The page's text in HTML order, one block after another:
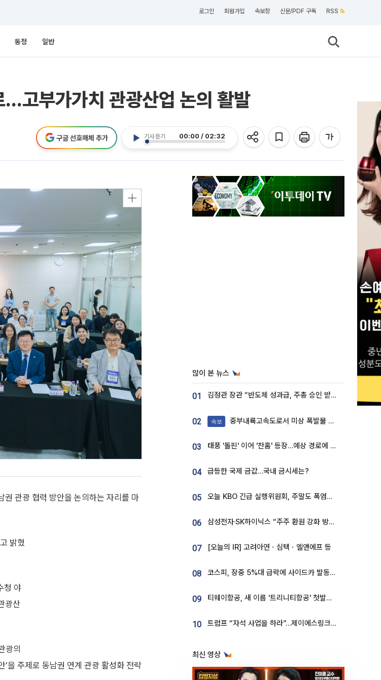
로그인 회원가입 속보창 신문/PDF 구독 RSS
동정 일반
고부가가치 관광산업 논의 활발
기사 듣기 00:00 / 02:32
구글 선호매체 추가
권 관광 협력 방안을 논의하는 자리를 마
밝혔
청 야
광산
광의
’을 주제로 동남권 연계 관광 활성화 전략
많이 본 뉴스
01 김정관 장관 “반도체 성과급, 주총 승인 받도록”…상법·자본시장법 개정 시사
02 속보 중부내륙고속도로서 미상 폭발물 발견
03 태풍 '돌핀' 이어 '찬홈' 등장…예상 경로에 한국 '한숨'
04 급등한 국제 금값…국내 금시세는?
05 오늘 KBO 긴급 실행위원회, 주말도 폭염취소 될까
06 삼성전자·SK하이닉스 “주주 환원 강화 방안 마련”
07 [오늘의 IR] 고려아연ㆍ심텍ㆍ엘앤에프 등
08 코스피, 장중 5%대 급락에 사이드카 발동…삼성·SK 동반 폭락
09 티웨이항공, 새 이름 '트리니티항공' 첫발…SSC 전략 본격화
10 트럼프 “자석 사업을 하라”…제이에스링크, 비중국 영구자석 공급망 구축 속도
최신 영상